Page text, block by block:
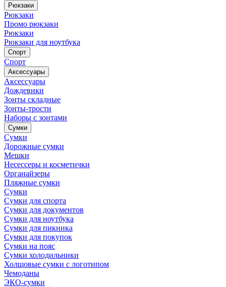
Рюкзаки
Рюкзаки
Промо рюкзаки
Рюкзаки
Рюкзаки для ноутбука
Спорт
Спорт
Аксессуары
Аксессуары
Дождевики
Зонты складные
Зонты-трости
Наборы с зонтами
Сумки
Сумки
Дорожные сумки
Мешки
Несессеры и косметички
Органайзеры
Пляжные сумки
Сумки
Сумки для спорта
Сумки для документов
Сумки для ноутбука
Сумки для пикника
Сумки для покупок
Сумки на пояс
Сумки холодильники
Холщовые сумки с логотипом
Чемоданы
ЭКО-сумки